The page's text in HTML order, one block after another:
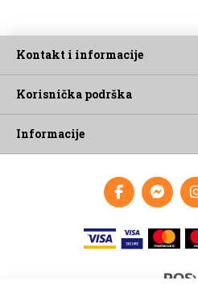
Kontakt i informacije
Korisnička podrška
Informacije